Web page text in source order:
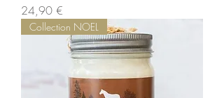
Prix
24,90 €
Collection NOEL